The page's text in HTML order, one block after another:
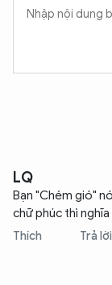
LQ
Bạn "Chém gió"
chữ phúc thì
Thích Trả lời